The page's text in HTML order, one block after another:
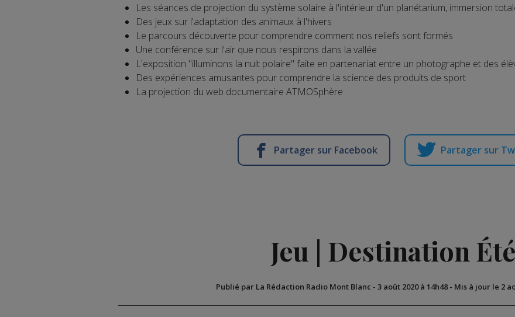
Les séances de projection du système solaire à l'intérieur d'un planétarium, immersion
Des jeux sur l'adaptation des animaux à l'hivers
Le parcours découverte pour comprendre comment nos reliefs sont formés
Une conférence sur l'air que nous respirons dans la vallée
L'exposition "illuminons la nuit polaire" faite en partenariat entre un photographe et des
Des expériences amusantes pour comprendre la science des produits de sport
La projection du web documentaire ATMOSphère
Partager sur Facebook Partager sur
Jeu | Destination Été
Publié par La Rédaction Radio Mont Blanc - 3 août 2020 à 14h48- Mis à jour le 2